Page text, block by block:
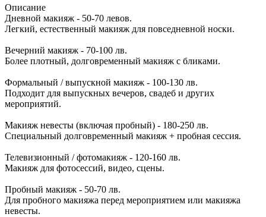
Описание
Дневной макияж - 50-70 левов.
Легкий, естественный макияж для повседневной носки.
Вечерний макияж - 70-100 лв.
Более плотный, долговременный макияж с бликами.
Формальный / выпускной макияж - 100-130 лв.
Подходит для выпускных вечеров, свадеб и других
мероприятий.
Макияж невесты (включая пробный) - 180-250 лв.
Специальный долговременный макияж + пробная сессия.
Телевизионный / фотомакияж - 120-160 лв.
Макияж для фотосессий, видео, сцены.
Пробный макияж - 50-70 лв.
Для пробного макияжа перед мероприятием или макияжа
невесты.